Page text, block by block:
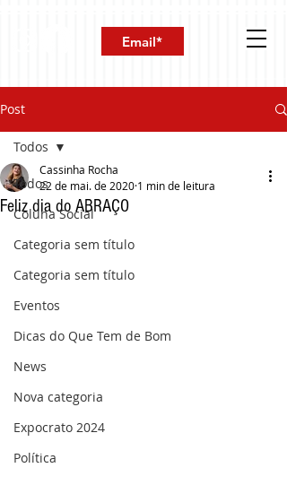
Post
Todos
Coluna Social
Categoria sem título
Categoria sem título
Eventos
Dicas do Que Tem de Bom
News
Nova categoria
Expocrato 2024
Política
Todos
Feliz dia do ABRAÇO
Cassinha Rocha
22 de mai. de 2020 1 min de leitura